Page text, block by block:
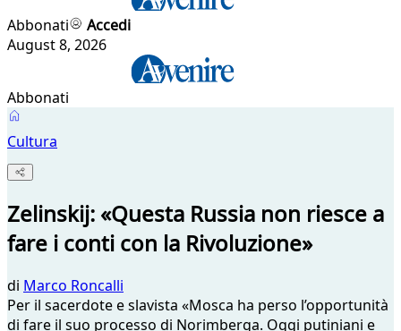
Abbonati
Accedi
August 8, 2026
Abbonati
Cultura
Zelinskij: «Questa Russia non riesce a
fare i conti con la Rivoluzione»
di Marco Roncalli
Per il sacerdote e slavista «Mosca ha perso l’opportunità
di fare il suo processo di Norimberga. Oggi putiniani e